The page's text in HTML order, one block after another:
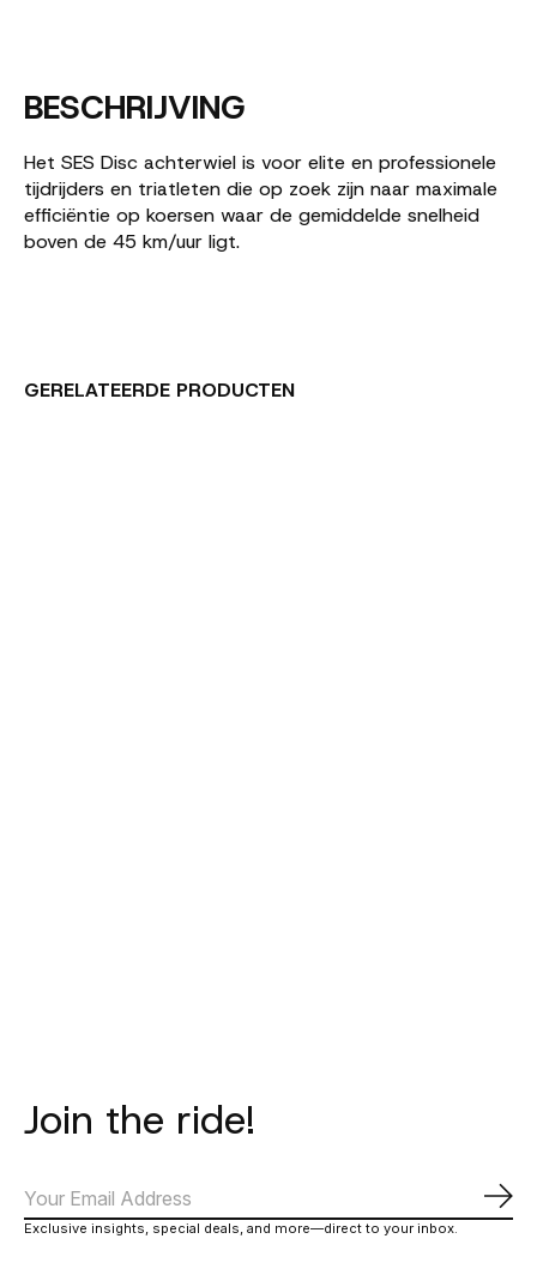
BESCHRIJVING
Het SES Disc achterwiel is voor elite en professionele
tijdrijders en triatleten die op zoek zijn naar maximale
efficiëntie op koersen waar de gemiddelde snelheid
boven de 45 km/uur ligt.
GERELATEERDE PRODUCTEN
Join the ride!
Exclusive insights, special deals, and more—direct to your inbox.